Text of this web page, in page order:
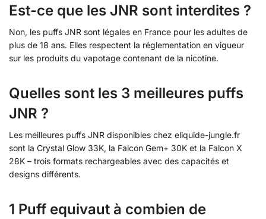
Est-ce que les JNR sont interdites ?
Non, les puffs JNR sont légales en France pour les adultes de
plus de 18 ans. Elles respectent la réglementation en vigueur
sur les produits du vapotage contenant de la nicotine.
Quelles sont les 3 meilleures puffs
JNR ?
Les meilleures puffs JNR disponibles chez eliquide-jungle.fr
sont la Crystal Glow 33K, la Falcon Gem+ 30K et la Falcon X
28K – trois formats rechargeables avec des capacités et
designs différents.
1 Puff equivaut à combien de